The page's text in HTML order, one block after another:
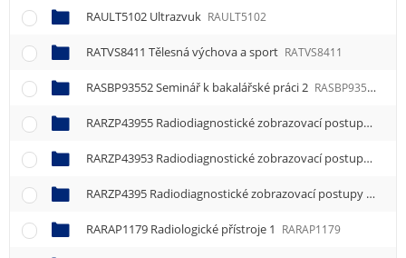
RAULT5102 Ultrazvuk RAULT5102
RATVS8411 Tělesná výchova a sport RATVS8411
RASBP93552 Seminář k bakalářské práci 2 RASBP93552
RARZP43955 Radiodiagnostické zobrazovací postupy - cvičení 5
RARZP43953 Radiodiagnostické zobrazovací postupy - cvičení 3
RARZP4395 Radiodiagnostické zobrazovací postupy - cvičení 1
RARAP1179 Radiologické přístroje 1 RARAP1179